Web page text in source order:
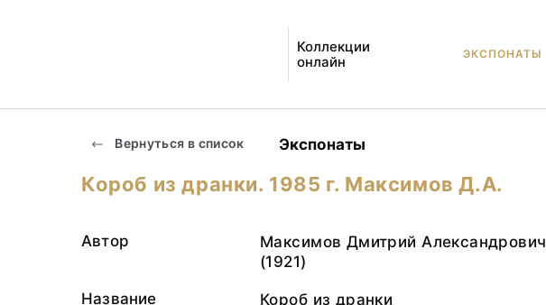
Коллекции
онлайн
ЭКСПОНАТЫ
Вернуться в список Экспонаты
Короб из дранки. 1985 г. Максимов Д.А.
Автор
Максимов Дмитрий Александрович
(1921)
Название Короб из дранки